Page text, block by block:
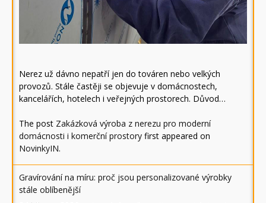
Nerez už dávno nepatří jen do továren nebo velkých
provozů. Stále častěji se objevuje v domácnostech,
kancelářích, hotelech i veřejných prostorech. Důvod…
The post Zakázková výroba z nerezu pro moderní
domácnosti i komerční prostory first appeared on
NovinkyIN.
Gravírování na míru: proč jsou personalizované výrobky
stále oblíbenější